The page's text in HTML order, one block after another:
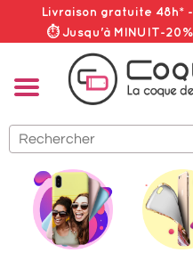
Livraison gratuite 48h* -
⏱ Jusqu'à MINUIT-